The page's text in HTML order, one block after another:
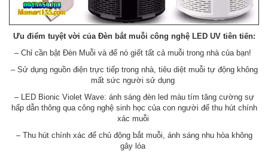
Ưu điểm tuyệt vời của Đèn bắt muỗi công nghệ LED UV tiên tiến:
– Chỉ cần bật Đèn Muỗi và để nó giết tất cả muỗi trong nhà của bạn!
– Sử dụng nguồn điện trực tiếp trong nhà, tiêu diệt muỗi tự động không
mất sức người sử dụng
– LED Bionic Violet Wave: ánh sáng đèn led màu tím tăng cường sự
hấp dẫn thông qua công nghệ sinh học của con người để thu hút chính
xác muỗi
– Thu hút chính xác để chủ động bắt muỗi, ánh sáng nhu hòa không
gây lóa